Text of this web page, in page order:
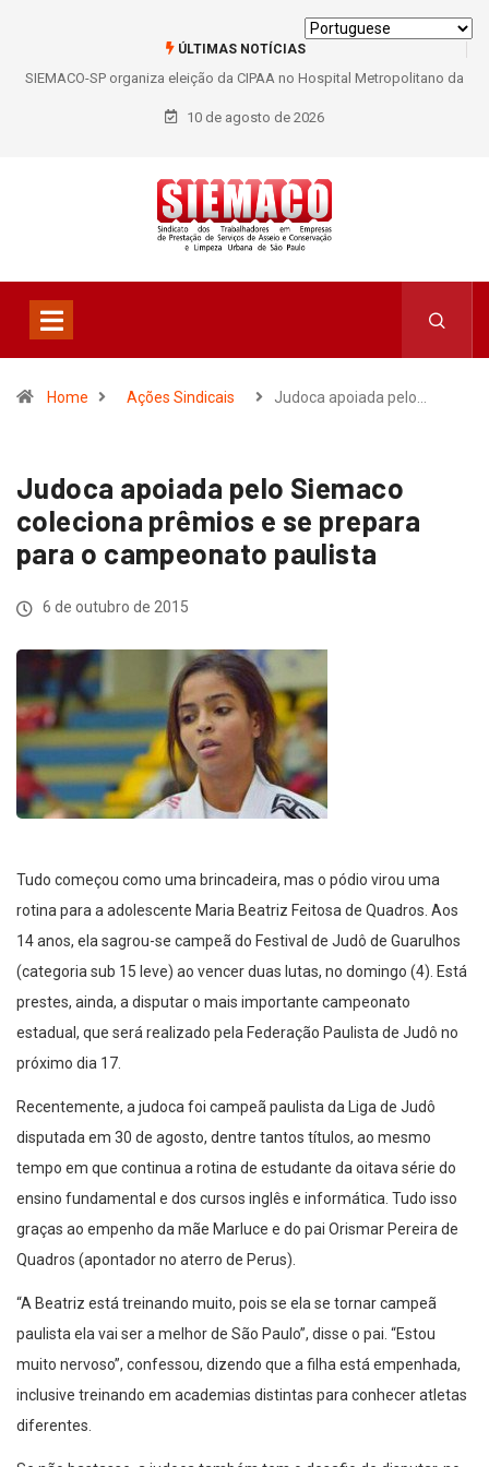
ÚLTIMAS NOTÍCIAS
SIEMACO-SP organiza eleição da CIPAA no Hospital Metropolitano da
Lapa e fortalece participação dos trabalhadores
10 de agosto de 2026
Home Ações Sindicais Judoca apoiada pelo…
Judoca apoiada pelo Siemaco
coleciona prêmios e se prepara
para o campeonato paulista
6 de outubro de 2015
Tudo começou como uma brincadeira, mas o pódio virou uma
rotina para a adolescente Maria Beatriz Feitosa de Quadros. Aos
14 anos, ela sagrou-se campeã do Festival de Judô de Guarulhos
(categoria sub 15 leve) ao vencer duas lutas, no domingo (4). Está
prestes, ainda, a disputar o mais importante campeonato
estadual, que será realizado pela Federação Paulista de Judô no
próximo dia 17.
Recentemente, a judoca foi campeã paulista da Liga de Judô
disputada em 30 de agosto, dentre tantos títulos, ao mesmo
tempo em que continua a rotina de estudante da oitava série do
ensino fundamental e dos cursos inglês e informática. Tudo isso
graças ao empenho da mãe Marluce e do pai Orismar Pereira de
Quadros (apontador no aterro de Perus).
“A Beatriz está treinando muito, pois se ela se tornar campeã
paulista ela vai ser a melhor de São Paulo”, disse o pai. “Estou
muito nervoso”, confessou, dizendo que a filha está empenhada,
inclusive treinando em academias distintas para conhecer atletas
diferentes.